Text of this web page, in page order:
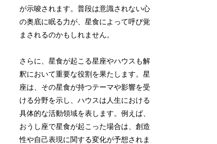
が示唆されます。普段は意識されない心
の奥底に眠る力が、星食によって呼び覚
まされるのかもしれません。
さらに、星食が起こる星座やハウスも解
釈において重要な役割を果たします。星
座は、その星食が持つテーマや影響を受
ける分野を示し、ハウスは人生における
具体的な活動領域を表します。例えば、
おうし座で星食が起こった場合は、創造
性や自己表現に関する変化が予想されま